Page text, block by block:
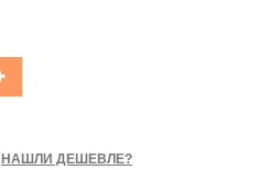
НАШЛИ ДЕШЕВЛЕ?